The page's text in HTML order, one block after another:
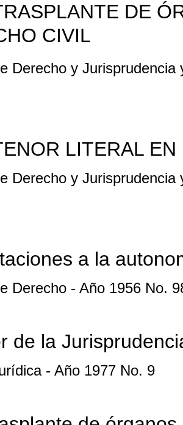
DE
CIVIL
Derecho y
LITERAL
Derecho y
a la
Derecho - Año 1956 No.
de la
- Año 1977 No. 9